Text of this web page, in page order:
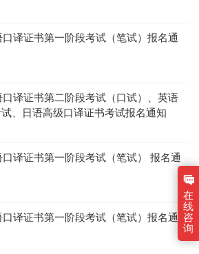
译证书第一阶段考试（笔试）报名通
译证书第二阶段考试（口试）、英语
、日语高级口译证书考试报名通知
译证书第一阶段考试（笔试） 报名通
译证书第一阶段考试（笔试）报名通
在
线
咨
询